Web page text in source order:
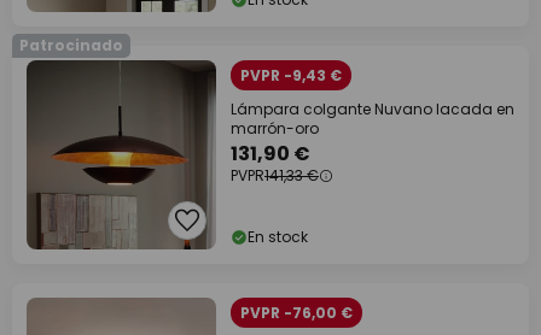
Patrocinado
PVPR -9,43 €
Lámpara colgante Nuvano lacada en
marrón-oro
131,90 €
PVPR141,33 €
En stock
PVPR -76,00 €